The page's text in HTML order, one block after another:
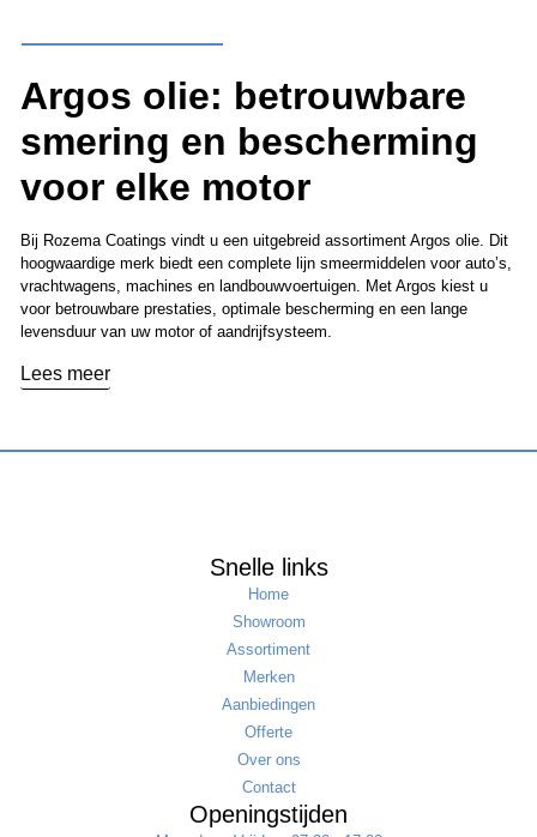
Argos olie: betrouwbare
smering en bescherming
voor elke motor
Bij Rozema Coatings vindt u een uitgebreid assortiment Argos olie. Dit
hoogwaardige merk biedt een complete lijn smeermiddelen voor auto’s,
vrachtwagens, machines en landbouwvoertuigen. Met Argos kiest u
voor betrouwbare prestaties, optimale bescherming en een lange
levensduur van uw motor of aandrijfsysteem.
Lees meer
Snelle links
Home
Showroom
Assortiment
Merken
Aanbiedingen
Offerte
Over ons
Contact
Openingstijden